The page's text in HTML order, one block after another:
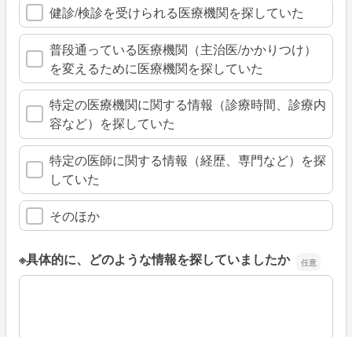
健診/検診を受けられる医療機関を探していた
普段通っている医療機関（主治医/かかりつけ）
を変えるために医療機関を探していた
特定の医療機関に関する情報（診療時間、診療内
容など）を探していた
特定の医師に関する情報（経歴、専門など）を探
していた
そのほか
※具体的に、どのような情報を探していましたか
※具体的に、どのような情報を探していましたか